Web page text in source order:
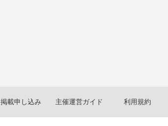
掲載申し込み 主催運営ガイド 利用規約